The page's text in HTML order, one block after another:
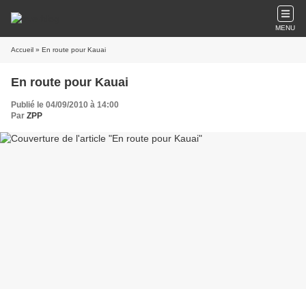
MENU
Accueil » En route pour Kauai
En route pour Kauai
Publié le 04/09/2010 à 14:00
Par ZPP